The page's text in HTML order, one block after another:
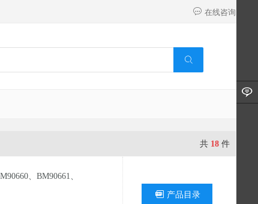
在线咨询
共 18 件
、BM90661、
产品目录